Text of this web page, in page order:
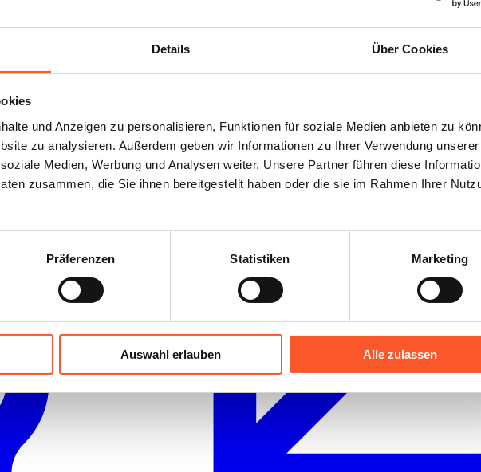
Details Über Cookies
und Anzeigen zu personalisieren, Funktionen für soziale Medien anbieten zu
zu analysieren. Außerdem geben wir Informationen zu Ihrer Verwendung unserer
Medien, Werbung und Analysen weiter. Unsere Partner führen diese
zusammen, die Sie ihnen bereitgestellt haben oder die sie im Rahmen Ihrer
Präferenzen Statistiken Marketing
Auswahl erlauben Alle zulassen